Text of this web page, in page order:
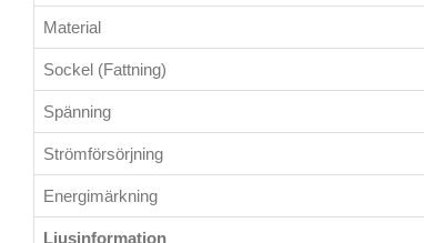
Material
Sockel (Fattning)
Spänning
Strömförsörjning
Energimärkning
Ljusinformation